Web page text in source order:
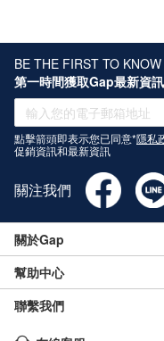
BE THE FIRST TO KNOW
第一時間獲取Gap最新資訊
點擊箭頭即表示您已同意*隱私
促銷資訊和最新資訊
關注我們
關於Gap
幫助中心
聯繫我們